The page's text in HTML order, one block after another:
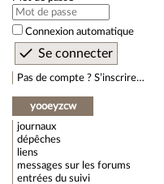
Connexion automatique
Pas de compte ? S’inscrire…
yooeyzcw
journaux
dépêches
liens
messages sur les forums
entrées du suivi